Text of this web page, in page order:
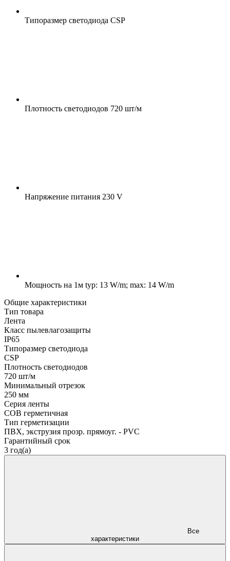
Типоразмер светодиода CSP
Плотность светодиодов 720 шт/м
Напряжение питания 230 V
Мощность на 1м typ: 13 W/m; max: 14 W/m
Общие характеристики
Тип товара
Лента
Класс пылевлагозащиты
IP65
Типоразмер светодиода
CSP
Плотность светодиодов
720 шт/м
Минимальный отрезок
250 мм
Серия ленты
COB герметичная
Тип герметизации
ПВХ, экструзия прозр. прямоуг. - PVC
Гарантийный срок
3 год(а)
характеристики